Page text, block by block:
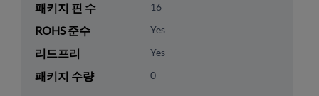
패키지 핀 수 16
ROHS 준수 Yes
리드프리 Yes
패키지 수량 0